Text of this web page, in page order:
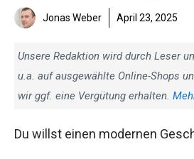
Jonas Weber April 23, 2025
Unsere Redaktion wird durch Leser
u.a. auf ausgewählte Online-Shops
wir ggf. eine Vergütung erhalten.
Du willst einen modernen